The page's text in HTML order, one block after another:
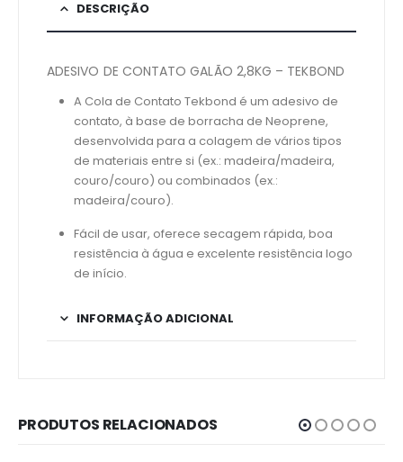
DESCRIÇÃO
ADESIVO DE CONTATO GALÃO 2,8KG – TEKBOND
A Cola de Contato Tekbond é um adesivo de
contato, à base de borracha de Neoprene,
desenvolvida para a colagem de vários tipos
de materiais entre si (ex.: madeira/madeira,
couro/couro) ou combinados (ex.:
madeira/couro).
Fácil de usar, oferece secagem rápida, boa
resistência à água e excelente resistência logo
de início.
INFORMAÇÃO ADICIONAL
PRODUTOS RELACIONADOS